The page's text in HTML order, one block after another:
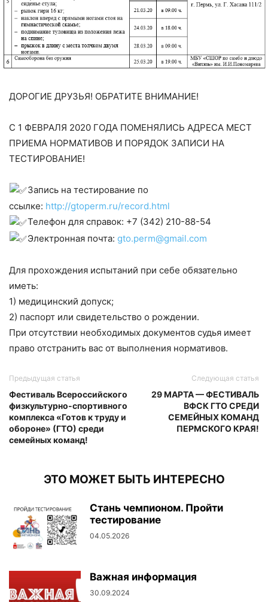
ДОРОГИЕ ДРУЗЬЯ! ОБРАТИТЕ ВНИМАНИЕ!
С 1 ФЕВРАЛЯ 2020 ГОДА ПОМЕНЯЛИСЬ АДРЕСА МЕСТ
ПРИЕМА НОРМАТИВОВ И ПОРЯДОК ЗАПИСИ НА
ТЕСТИРОВАНИЕ!
Запись на тестирование по
ссылке: http://gtoperm.ru/record.html
Телефон для справок: +7 (342) 210-88-54
Электронная почта:gto.perm@gmail.com
Для прохождения испытаний при себе обязательно
иметь:
1) медицинский допуск;
2) паспорт или свидетельство о рождении.
При отсутствии необходимых документов судья имеет
право отстранить вас от выполнения нормативов.
Предыдущая статья
Фестиваль Всероссийского
физкультурно-спортивного
комплекса «Готов к труду и
обороне» (ГТО) среди
семейных команд!
Следующая статья
29 МАРТА — ФЕСТИВАЛЬ
ВФСК ГТО СРЕДИ
СЕМЕЙНЫХ КОМАНД
ПЕРМСКОГО КРАЯ!
ЭТО МОЖЕТ БЫТЬ ИНТЕРЕСНО
Стань чемпионом. Пройти
тестирование
04.05.2026
Важная информация
30.09.2024